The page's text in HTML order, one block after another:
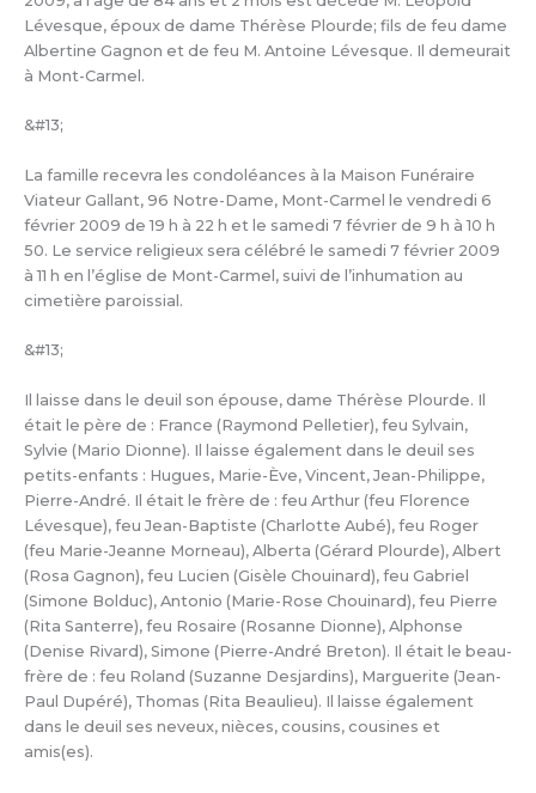
Lévesque, époux de dame Thérèse Plourde; fils de feu dame
Albertine Gagnon et de feu M. Antoine Lévesque. Il demeurait
à Mont-Carmel.
&#13;
La famille recevra les condoléances à la Maison Funéraire
Viateur Gallant, 96 Notre-Dame, Mont-Carmel le vendredi 6
février 2009 de 19 h à 22 h et le samedi 7 février de 9 h à 10 h
50. Le service religieux sera célébré le samedi 7 février 2009
à 11 h en l’église de Mont-Carmel, suivi de l’inhumation au
cimetière paroissial.
&#13;
Il laisse dans le deuil son épouse, dame Thérèse Plourde. Il
était le père de : France (Raymond Pelletier), feu Sylvain,
Sylvie (Mario Dionne). Il laisse également dans le deuil ses
petits-enfants : Hugues, Marie-Ève, Vincent, Jean-Philippe,
Pierre-André. Il était le frère de : feu Arthur (feu Florence
Lévesque), feu Jean-Baptiste (Charlotte Aubé), feu Roger
(feu Marie-Jeanne Morneau), Alberta (Gérard Plourde), Albert
(Rosa Gagnon), feu Lucien (Gisèle Chouinard), feu Gabriel
(Simone Bolduc), Antonio (Marie-Rose Chouinard), feu Pierre
(Rita Santerre), feu Rosaire (Rosanne Dionne), Alphonse
(Denise Rivard), Simone (Pierre-André Breton). Il était le beau-
frère de : feu Roland (Suzanne Desjardins), Marguerite (Jean-
Paul Dupéré), Thomas (Rita Beaulieu). Il laisse également
dans le deuil ses neveux, nièces, cousins, cousines et
amis(es).